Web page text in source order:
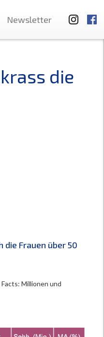
Newsletter
die
die Frauen über 50
Millionen und